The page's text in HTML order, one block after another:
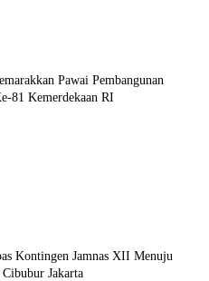
Pawai Pembangunan
81 Kemerdekaan RI
Kontingen Jamnas XII Menuju
Jakarta